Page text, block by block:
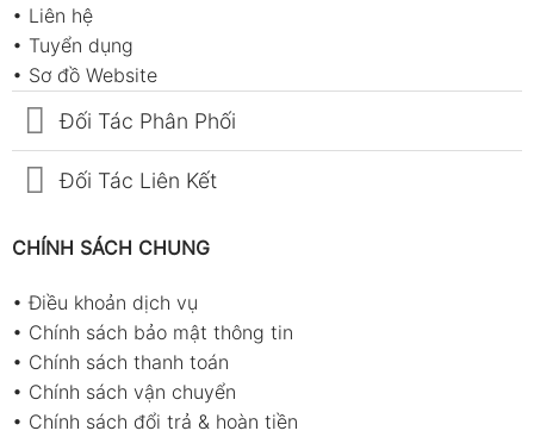
• Liên hệ
• Tuyển dụng
• Sơ đồ Website
Đối Tác Phân Phối
Đối Tác Liên Kết
CHÍNH SÁCH CHUNG
•Điều khoản dịch vụ
• Chính sách bảo mật thông tin
• Chính sách thanh toán
• Chính sách vận chuyển
• Chính sách đổi trả & hoàn tiền